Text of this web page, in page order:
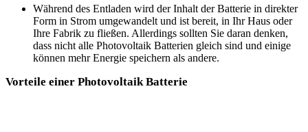
Während des Entladen wird der Inhalt der Batterie in direkter
Form in Strom umgewandelt und ist bereit, in Ihr Haus oder
Ihre Fabrik zu fließen. Allerdings sollten Sie daran denken,
dass nicht alle Photovoltaik Batterien gleich sind und einige
können mehr Energie speichern als andere.
Vorteile einer Photovoltaik Batterie